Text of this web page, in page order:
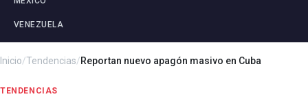
VENEZUELA
Inicio/Tendencias/Reportan nuevo apagón masivo en Cuba
TENDENCIAS